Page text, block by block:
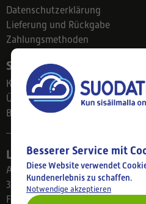
Datenschutzerklärung
Lieferung und Rückgabe
Zahlungsmethoden
Suodatinkeskus
Kontakt
Über uns
Blog
Ladengeschäft
Ahlmanintie 61
33800 Tampere
Finnland
Besserer Service mit
Diese Website verwendet
Kundenerlebnis zu schaffen.
Notwendige akzeptieren